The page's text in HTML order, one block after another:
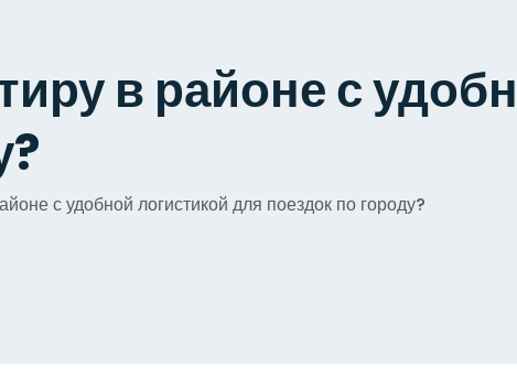
в районе с
с удобной логистикой для поездок по городу?